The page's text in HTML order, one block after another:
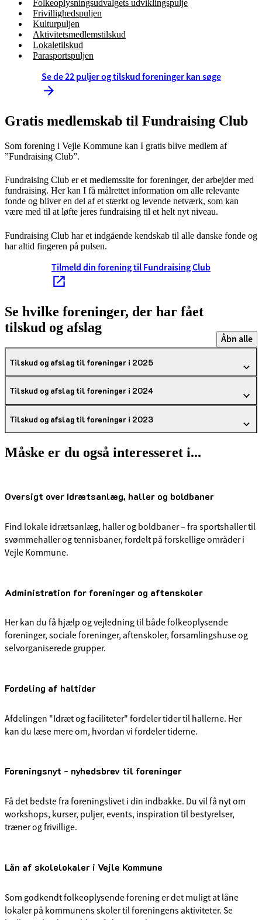
Folkeoplysningsudvalgets udviklingspulje
Frivillighedspuljen
Kulturpuljen
Aktivitetsmedlemstilskud
Lokaletilskud
Parasportspuljen
Se de 22 puljer og tilskud foreninger kan søge
Gratis medlemskab til Fundraising Club
Som forening i Vejle Kommune kan I gratis blive medlem af
”Fundraising Club”.
Fundraising Club er et medlemssite for foreninger, der arbejder med
fundraising. Her kan I få målrettet information om alle relevante
fonde og bliver en del af et stærkt og levende netværk, som kan
være med til at løfte jeres fundraising til et helt nyt niveau.
Fundraising Club har et indgående kendskab til alle danske fonde og
har altid fingeren på pulsen.
Tilmeld din forening til Fundraising Club
Se hvilke foreninger, der har fået
tilskud og afslag
Åbn alle
Tilskud og afslag til foreninger i 2025
Tilskud og afslag til foreninger i 2024
Tilskud og afslag til foreninger i 2023
Måske er du også interesseret i...
Oversigt over Idrætsanlæg, haller og boldbaner
Find lokale idrætsanlæg, haller og boldbaner – fra sportshaller til
svømmehaller og tennisbaner, fordelt på forskellige områder i
Vejle Kommune.
Administration for foreninger og aftenskoler
Her kan du få hjælp og vejledning til både folkeoplysende
foreninger, sociale foreninger, aftenskoler, forsamlingshuse og
selvorganiserede grupper.
Fordeling af haltider
Afdelingen "Idræt og faciliteter" fordeler tider til hallerne. Her
kan du læse mere om, hvordan vi fordeler tiderne.
Foreningsnyt - nyhedsbrev til foreninger
Få det bedste fra foreningslivet i din indbakke. Du vil få nyt om
workshops, kurser, puljer, events, inspiration til bestyrelser,
træner og frivillige.
Lån af skolelokaler i Vejle Kommune
Som godkendt folkeoplysende forening er det muligt at låne
lokaler på kommunens skoler til foreningens aktiviteter. Se